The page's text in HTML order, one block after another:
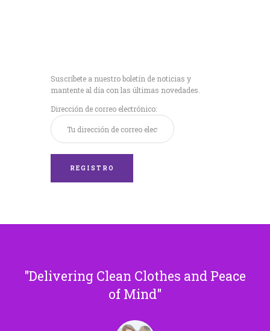
Suscríbete a nuestro boletín de noticias y
mantente al día con las últimas novedades.
Dirección de correo electrónico:
Delivering Clean Clothes and Peace
of Mind